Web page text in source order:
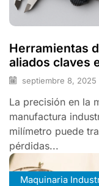
Herramientas
aliados claves
septiembre 8, 2025
La precisión en la
manufactura
milímetro puede
pérdidas...
Maquinaria